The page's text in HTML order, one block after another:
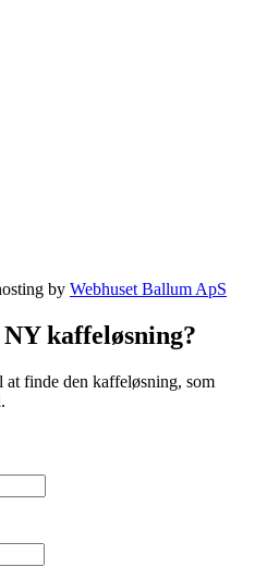
by Webhuset Ballum ApS
kaffeløsning?
finde den kaffeløsning, som